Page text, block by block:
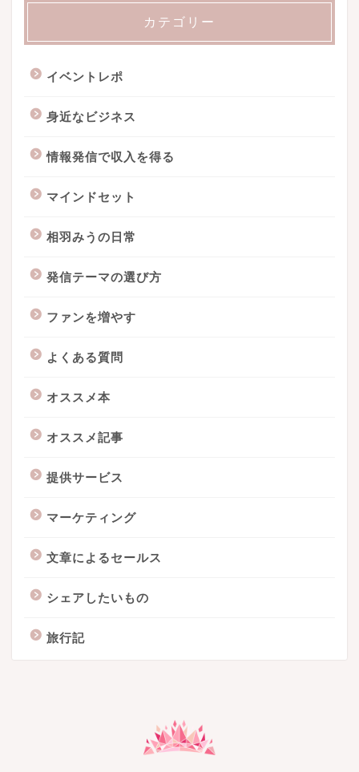
カテゴリー
イベントレポ
身近なビジネス
情報発信で収入を得る
マインドセット
相羽みうの日常
発信テーマの選び方
ファンを増やす
よくある質問
オススメ本
オススメ記事
提供サービス
マーケティング
文章によるセールス
シェアしたいもの
旅行記